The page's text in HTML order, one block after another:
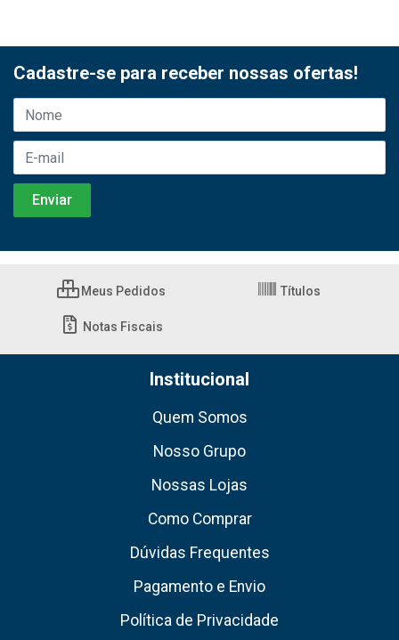
Cadastre-se para receber nossas ofertas!
Meus Pedidos Títulos
Notas Fiscais
Institucional
Quem Somos
Nosso Grupo
Nossas Lojas
Como Comprar
Dúvidas Frequentes
Pagamento e Envio
Política de Privacidade